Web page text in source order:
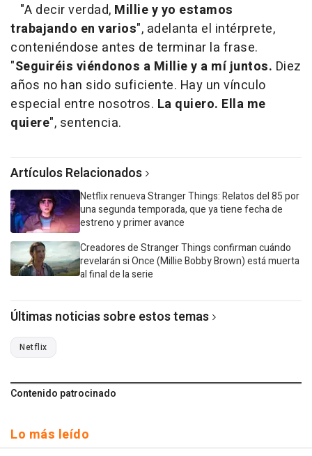
"A decir verdad, Millie y yo estamos
trabajando en varios", adelanta el intérprete,
conteniéndose antes de terminar la frase.
"Seguiréis viéndonos a Millie y a mí juntos. Diez
años no han sido suficiente. Hay un vínculo
especial entre nosotros. La quiero. Ella me
quiere", sentencia.
Artículos Relacionados
Netflix renueva Stranger Things: Relatos del 85 por
una segunda temporada, que ya tiene fecha de
estreno y primer avance
Creadores de Stranger Things confirman cuándo
revelarán si Once (Millie Bobby Brown) está muerta
al final de la serie
Últimas noticias sobre estos temas
Netflix
Contenido patrocinado
Lo más leído